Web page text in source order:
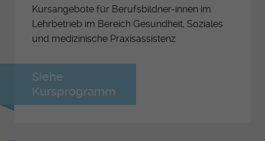
Kursangebote für Berufsbildner-innen im
Lehrbetrieb im Bereich Gesundheit, Soziales
und medizinische Praxisassistenz
Siehe
Kursprogramm